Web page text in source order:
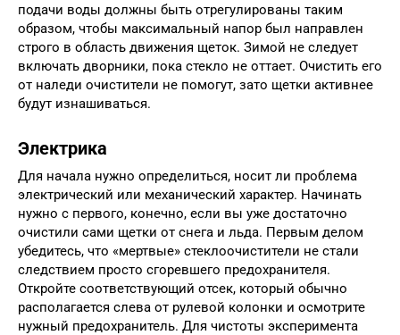
подачи воды должны быть отрегулированы таким
образом, чтобы максимальный напор был направлен
строго в область движения щеток. Зимой не следует
включать дворники, пока стекло не оттает. Очистить его
от наледи очистители не помогут, зато щетки активнее
будут изнашиваться.
Электрика
Для начала нужно определиться, носит ли проблема
электрический или механический характер. Начинать
нужно с первого, конечно, если вы уже достаточно
очистили сами щетки от снега и льда. Первым делом
убедитесь, что «мертвые» стеклоочистители не стали
следствием просто сгоревшего предохранителя.
Откройте соответствующий отсек, который обычно
располагается слева от рулевой колонки и осмотрите
нужный предохранитель. Для чистоты эксперимента